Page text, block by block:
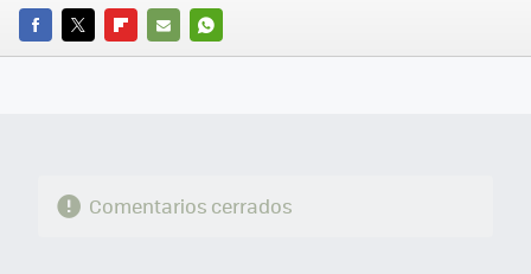
FACEBOOK
TWITTERFLIPBOARD
E-
WHATSAPP
Comentarios cerrados